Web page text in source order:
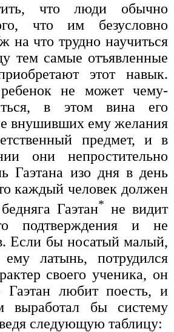
что люди обычно
что им безусловно
на что трудно научиться
тем самые отъявленные
этот навык.
не может чему-
в этом вина его
внушивших ему желания
предмет, и в
они непростительно
Гаэтана изо дня в день
каждый человек должен
Гаэтан* не видит
подтверждения и не
Если бы носатый малый,
латынь, потрудился
своего ученика, он
Гаэтан любит поесть, и
выработал бы систему
следующую таблицу: